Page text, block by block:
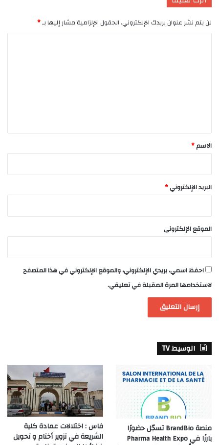
لن يتم نشر عنوان بريدك الإلكتروني.الحقول الإلزامية مشار إليها بـ*
*
الاسم*
البريد الإلكتروني*
الموقع الإلكتروني
احفظ اسمي، بريدي الإلكتروني، والموقع الإلكتروني في هذا المتصفح
لاستخدامها المرة المقبلة في تعليقي.
الوسيط TV
منصة BrandBio تسجّل حضورًا
بارزًا في Pharma Health Expo
فاس : اختلالات عمادة كلية
الشريعة في تزوير أختام و تحويل